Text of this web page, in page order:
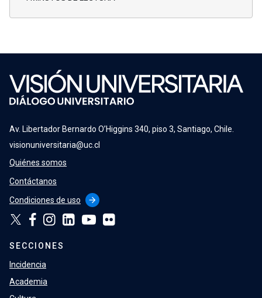
Av. Libertador Bernardo O’Higgins 340, piso 3, Santiago, Chile.
visionuniversitaria@uc.cl
Quiénes somos
Contáctanos
Condiciones de uso
arrow_forward
SECCIONES
Incidencia
Academia